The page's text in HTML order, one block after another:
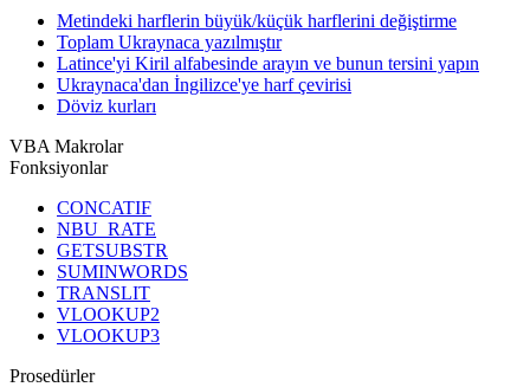
Metindeki harflerin büyük/küçük harflerini değiştirme
Toplam Ukraynaca yazılmıştır
Latince'yi Kiril alfabesinde arayın ve bunun tersini yapın
Ukraynaca'dan İngilizce'ye harf çevirisi
Döviz kurları
VBA Makrolar
Fonksiyonlar
CONCATIF
NBU_RATE
GETSUBSTR
SUMINWORDS
TRANSLIT
VLOOKUP2
VLOOKUP3
Prosedürler